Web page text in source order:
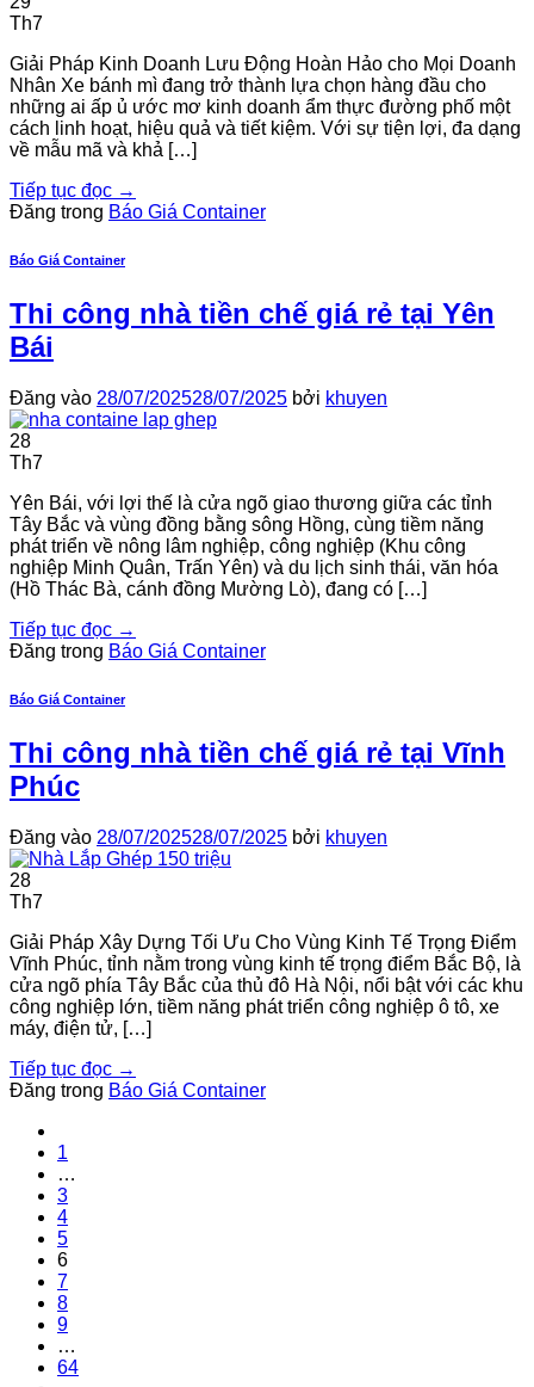
Th7
Giải Pháp Kinh Doanh Lưu Động Hoàn Hảo cho Mọi Doanh
Nhân Xe bánh mì đang trở thành lựa chọn hàng đầu cho
những ai ấp ủ ước mơ kinh doanh ẩm thực đường phố một
cách linh hoạt, hiệu quả và tiết kiệm. Với sự tiện lợi, đa dạng
về mẫu mã và khả […]
Tiếp tục đọc →
Đăng trong Báo Giá Container
Báo Giá Container
Thi công nhà tiền chế giá rẻ tại Yên
Bái
Đăng vào 28/07/202528/07/2025 bởi khuyen
28
Th7
Yên Bái, với lợi thế là cửa ngõ giao thương giữa các tỉnh
Tây Bắc và vùng đồng bằng sông Hồng, cùng tiềm năng
phát triển về nông lâm nghiệp, công nghiệp (Khu công
nghiệp Minh Quân, Trấn Yên) và du lịch sinh thái, văn hóa
(Hồ Thác Bà, cánh đồng Mường Lò), đang có […]
Tiếp tục đọc →
Đăng trong Báo Giá Container
Báo Giá Container
Thi công nhà tiền chế giá rẻ tại Vĩnh
Phúc
Đăng vào 28/07/202528/07/2025 bởi khuyen
28
Th7
Giải Pháp Xây Dựng Tối Ưu Cho Vùng Kinh Tế Trọng Điểm
Vĩnh Phúc, tỉnh nằm trong vùng kinh tế trọng điểm Bắc Bộ, là
cửa ngõ phía Tây Bắc của thủ đô Hà Nội, nổi bật với các khu
công nghiệp lớn, tiềm năng phát triển công nghiệp ô tô, xe
máy, điện tử, […]
Tiếp tục đọc →
Đăng trong Báo Giá Container
1
…
3
4
5
6
7
8
9
…
64